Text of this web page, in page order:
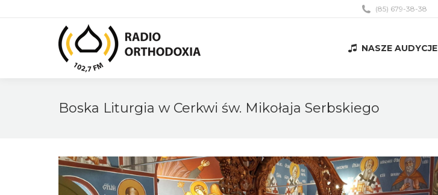
(85) 679-38-38
NASZE AUDYCJE
Boska Liturgia w Cerkwi św. Mikołaja Serbskiego